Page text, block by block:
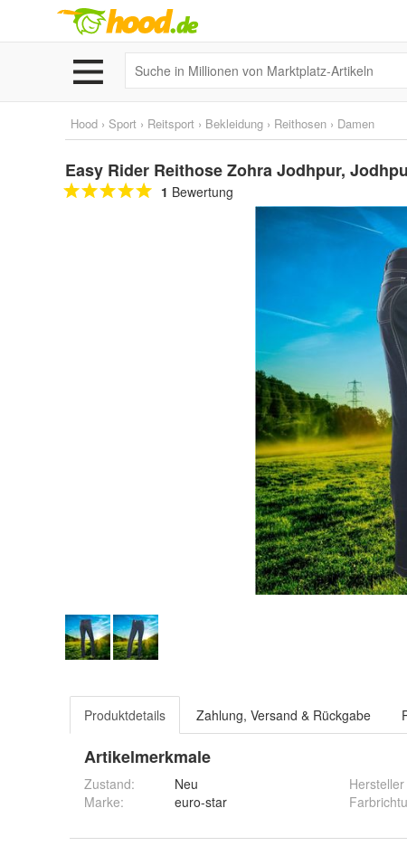
Hood › Sport › Reitsport › Bekleidung › Reithosen › Damen
Easy Rider Reithose Zohra Jodhpur,
1 Bewertung
Produktdetails Zahlung, Versand & Rückgabe
Artikelmerkmale
Zustand:
Neu
Marke:
euro-star
Hersteller